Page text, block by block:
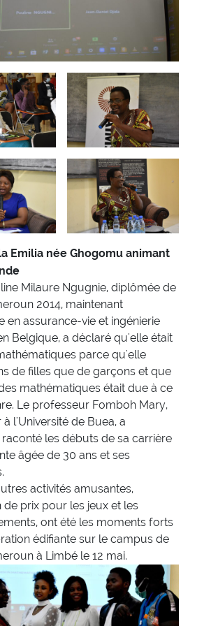
Emilia née Ghogomu animant
Milaure Ngugnie, diplômée de
2014, maintenant
en assurance-vie et ingénierie
Belgique, a déclaré qu'elle était
parce qu'elle
de filles que de garçons et que
mathématiques était due à ce
Le professeur Fomboh Mary,
l'Université de Buea, a
les débuts de sa carrière
âgée de 30 ans et ses
activités amusantes,
de prix pour les jeux et les
ont été les moments forts
édifiante sur le campus de
à Limbé le 12 mai.